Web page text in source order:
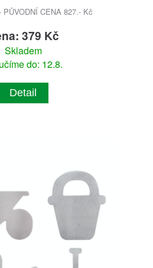
PŮVODNÍ CENA 827.- Kč
379 Kč
Skladem
do: 12.8.
Detail